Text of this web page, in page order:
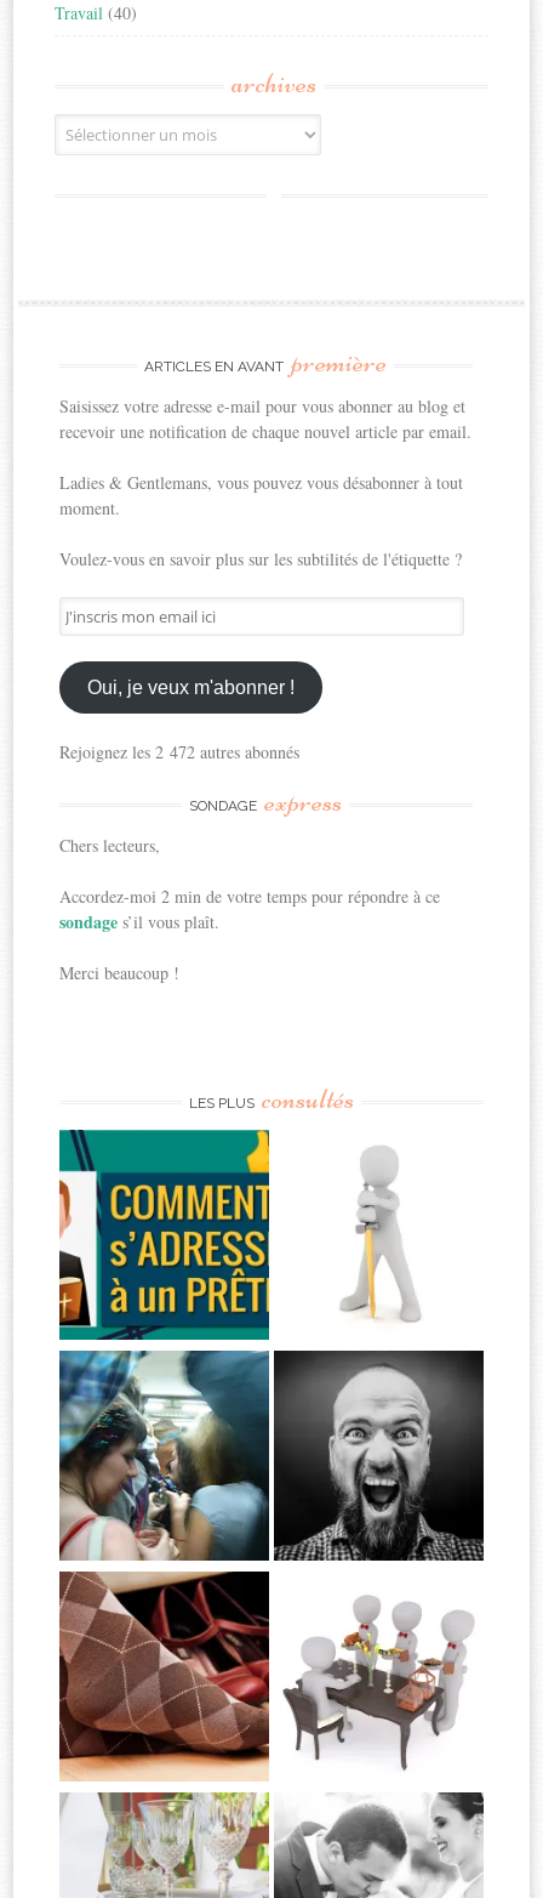
Travail (40)
archives
Archives
ARTICLES EN AVANT première
Saisissez votre adresse e-mail pour vous abonner au blog et
recevoir une notification de chaque nouvel article par email.
Ladies & Gentlemans, vous pouvez vous désabonner à tout
moment.
Voulez-vous en savoir plus sur les subtilités de l'étiquette ?
J'inscris
mon
email
ici
Oui, je veux m'abonner !
Rejoignez les 2 472 autres abonnés
SONDAGE express
Chers lecteurs,
Accordez-moi 2 min de votre temps pour répondre à ce
sondages’il vous plaît.
Merci beaucoup !
LES PLUS consultés